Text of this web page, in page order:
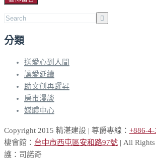
分類
送愛心到人間
讓愛延續
助文創再躍昇
房市漫談
媒體中心
Copyright 2015 精湛建設 | 尊爵專線： +886-4-
棲會館： 台中市西屯區安和路97號 | All
護：司諾奇